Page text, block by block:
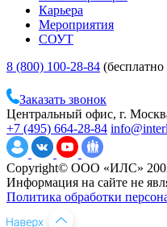
Карьера
Мероприятия
СОУТ
8 (800) 100-28-84
Заказать звонок
Центральный офис, г.
+7 (495) 664-28-84
Copyright© ООО «ИЛС»
Информация на сайте не
Политика обработки